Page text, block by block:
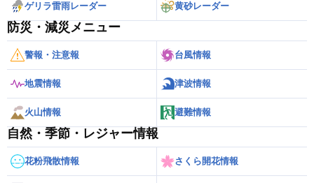
ゲリラ雷雨レーダー 黄砂レーダー
防災・減災メニュー
警報・注意報 台風情報
地震情報 津波情報
火山情報 避難情報
自然・季節・レジャー情報
花粉飛散情報 さくら開花情報